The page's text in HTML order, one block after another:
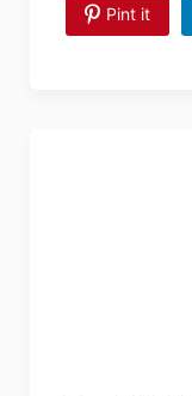
Pint it